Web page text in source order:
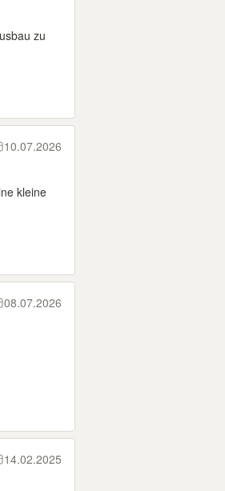
zu
10.07.2026
kleine
08.07.2026
14.02.2025